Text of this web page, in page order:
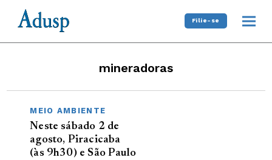
Filie-se
mineradoras
MEIO AMBIENTE
Neste sábado 2 de
agosto, Piracicaba
(às 9h30) e São Paulo